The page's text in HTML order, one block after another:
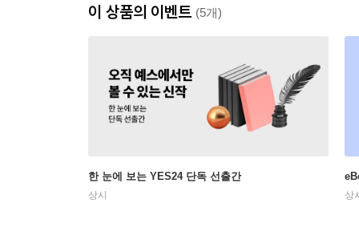
이 상품의 이벤트 (5개)
한 눈에 보는 YES24 단독 선출간
상시 상